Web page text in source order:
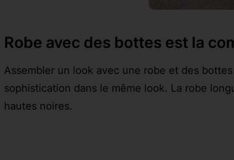
Robe avec des bottes est la
Assembler un look avec une robe et des
sophistication dans le même look. La robe
hautes noires.